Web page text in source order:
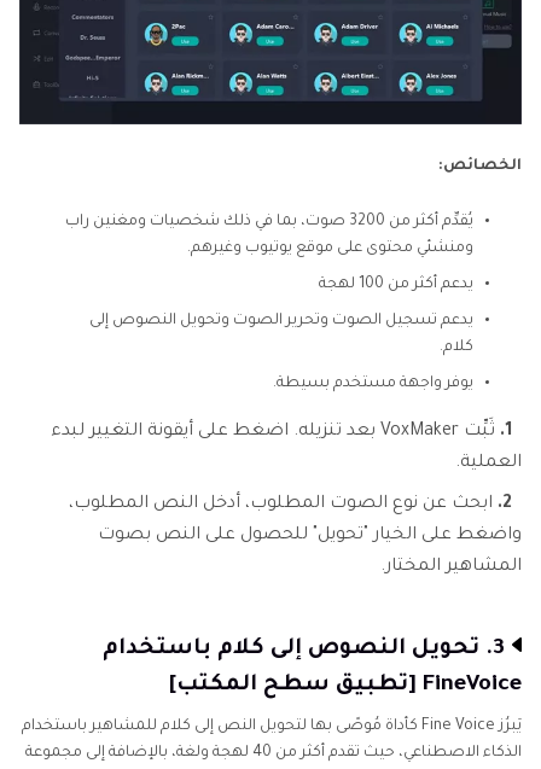
الخصائص:
يُقدِّم أكثر من 3200 صوت، بما في ذلك شخصيات ومغنين راب
ومنشئي محتوى على موقع يوتيوب وغيرهم.
يدعم أكثر من 100 لهجة
يدعم تسجيل الصوت وتحرير الصوت وتحويل النصوص إلى
كلام.
يوفر واجهة مستخدم بسيطة.
1.
ثَبِّت VoxMaker بعد تنزيله. اضغط على أيقونة التغيير لبدء
العملية.
2.
ابحث عن نوع الصوت المطلوب، أدخل النص المطلوب،
واضغط على الخيار "تحويل" للحصول على النص بصوت
المشاهير المختار.
3. تحويل النصوص إلى كلام باستخدام
FineVoice [تطبيق سطح المكتب]
يَبرُز Fine Voice كأداة مُوصًى بها لتحويل النص إلى كلام للمشاهير باستخدام
الذكاء الاصطناعي، حيث تقدم أكثر من 40 لهجة ولغة، بالإضافة إلى مجموعة